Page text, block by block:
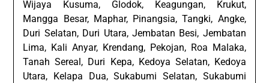
Wijaya Kusuma, Glodok, Keagungan, Krukut,
Mangga Besar, Maphar, Pinangsia, Tangki, Angke,
Duri Selatan, Duri Utara, Jembatan Besi, Jembatan
Lima, Kali Anyar, Krendang, Pekojan, Roa Malaka,
Tanah Sereal, Duri Kepa, Kedoya Selatan, Kedoya
Utara, Kelapa Dua, Sukabumi Selatan, Sukabumi